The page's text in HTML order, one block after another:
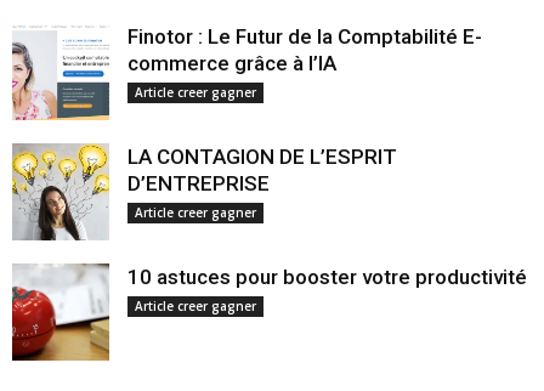
Finotor : Le Futur de la Comptabilité E-
commerce grâce à l’IA
Article creer gagner
LA CONTAGION DE L’ESPRIT
D’ENTREPRISE
Article creer gagner
10 astuces pour booster votre productivité
Article creer gagner